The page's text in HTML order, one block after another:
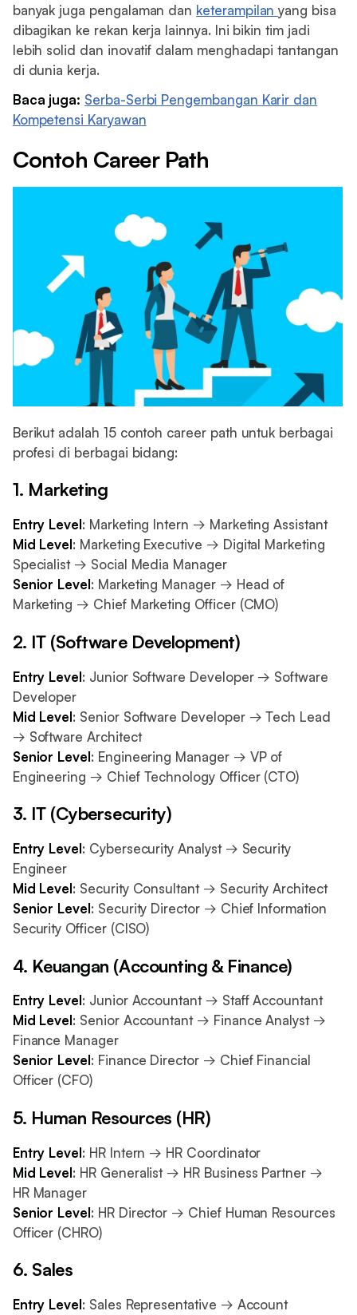
banyak juga pengalaman dan keterampilanyang bisa
dibagikan ke rekan kerja lainnya. Ini bikin tim jadi
lebih solid dan inovatif dalam menghadapi tantangan
di dunia kerja.
Baca juga: Serba-Serbi Pengembangan Karir dan
Kompetensi Karyawan
Contoh Career Path
Berikut adalah 15 contoh career path untuk berbagai
profesi di berbagai bidang:
1. Marketing
Entry Level: Marketing Intern → Marketing Assistant
Mid Level: Marketing Executive → Digital Marketing
Specialist → Social Media Manager
Senior Level: Marketing Manager → Head of
Marketing → Chief Marketing Officer (CMO)
2. IT (Software Development)
Entry Level: Junior Software Developer → Software
Developer
Mid Level: Senior Software Developer → Tech Lead
→ Software Architect
Senior Level: Engineering Manager → VP of
Engineering → Chief Technology Officer (CTO)
3. IT (Cybersecurity)
Entry Level: Cybersecurity Analyst → Security
Engineer
Mid Level: Security Consultant → Security Architect
Senior Level: Security Director → Chief Information
Security Officer (CISO)
4. Keuangan (Accounting & Finance)
Entry Level: Junior Accountant → Staff Accountant
Mid Level: Senior Accountant → Finance Analyst →
Finance Manager
Senior Level: Finance Director → Chief Financial
Officer (CFO)
5. Human Resources (HR)
Entry Level: HR Intern → HR Coordinator
Mid Level: HR Generalist → HR Business Partner →
HR Manager
Senior Level: HR Director → Chief Human Resources
Officer (CHRO)
6. Sales
Entry Level: Sales Representative → Account